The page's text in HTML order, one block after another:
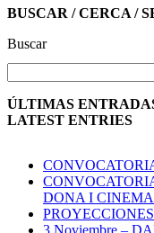
BUSCAR / CERCA /
Buscar
ÚLTIMAS
LATEST ENTRIES
DONA I CINEMA